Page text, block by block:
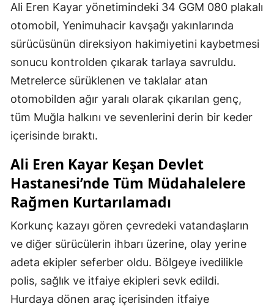
Ali Eren Kayar yönetimindeki 34 GGM 080 plakalı
otomobil, Yenimuhacir kavşağı yakınlarında
sürücüsünün direksiyon hakimiyetini kaybetmesi
sonucu kontrolden çıkarak tarlaya savruldu.
Metrelerce sürüklenen ve taklalar atan
otomobilden ağır yaralı olarak çıkarılan genç,
tüm Muğla halkını ve sevenlerini derin bir keder
içerisinde bıraktı.
Ali Eren Kayar Keşan Devlet
Hastanesi’nde Tüm Müdahalelere
Rağmen Kurtarılamadı
Korkunç kazayı gören çevredeki vatandaşların
ve diğer sürücülerin ihbarı üzerine, olay yerine
adeta ekipler seferber oldu. Bölgeye ivedilikle
polis, sağlık ve itfaiye ekipleri sevk edildi.
Hurdaya dönen araç içerisinden itfaiye